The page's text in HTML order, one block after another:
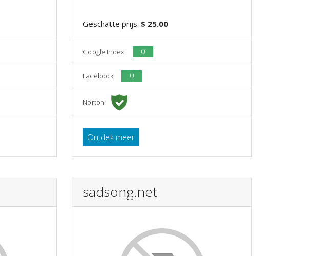
Geschatte prijs: $ 25.00
Google Index: 0
Facebook: 0
Norton:
Ontdek meer
sadsong.net